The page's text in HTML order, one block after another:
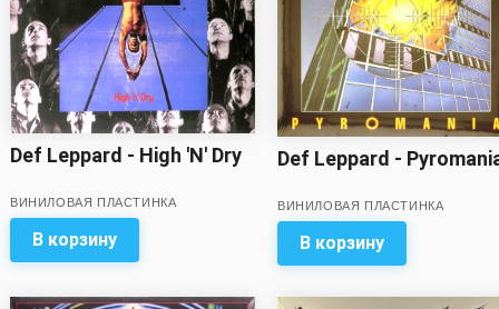
Def Leppard - High 'N' Dry
ВИНИЛОВАЯ ПЛАСТИНКА
В корзину
Def Leppard -
ВИНИЛОВАЯ ПЛАСТИНКА
В корзину